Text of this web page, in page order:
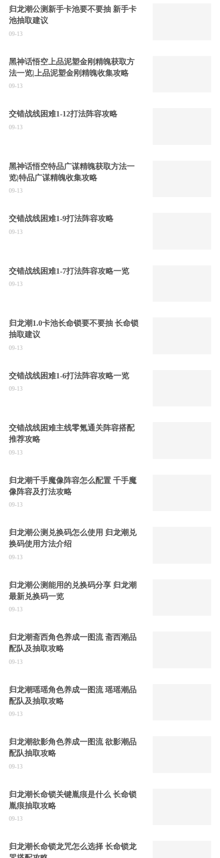
归龙潮公测新手卡池要不要抽 新手卡
池抽取建议
09-13
黑神话悟空上品泥塑金刚精魄获取方
法一览|上品泥塑金刚精魄收集攻略
09-13
交错战线困难1-12打法阵容攻略
09-13
黑神话悟空特品广谋精魄获取方法一
览|特品广谋精魄收集攻略
09-13
交错战线困难1-9打法阵容攻略
09-13
交错战线困难1-7打法阵容攻略一览
09-13
归龙潮1.0卡池长命锁要不要抽 长命锁
抽取建议
09-13
交错战线困难1-6打法阵容攻略一览
09-13
交错战线困难主线零氪通关阵容搭配
推荐攻略
09-13
归龙潮千手魔像阵容怎么配置 千手魔
像阵容及打法攻略
09-13
归龙潮公测兑换码怎么使用 归龙潮兑
换码使用方法介绍
09-13
归龙潮公测能用的兑换码分享 归龙潮
最新兑换码一览
09-13
归龙潮斋西角色养成一图流 斋西潮品
配队及抽取攻略
09-13
归龙潮瑶瑶角色养成一图流 瑶瑶潮品
配队及抽取攻略
09-13
归龙潮欲影角色养成一图流 欲影潮品
配队抽取攻略
09-13
归龙潮长命锁关键胤痕是什么 长命锁
胤痕抽取攻略
09-13
归龙潮长命锁龙咒怎么选择 长命锁龙